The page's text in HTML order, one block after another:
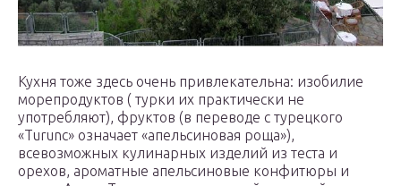
Кухня тоже здесь очень привлекательна: изобилие
морепродуктов ( турки их практически не
употребляют), фруктов (в переводе с турецкого
«Turunc» означает «апельсиновая роща»),
всевозможных кулинарных изделий из теста и
орехов, ароматные апельсиновые конфитюры и